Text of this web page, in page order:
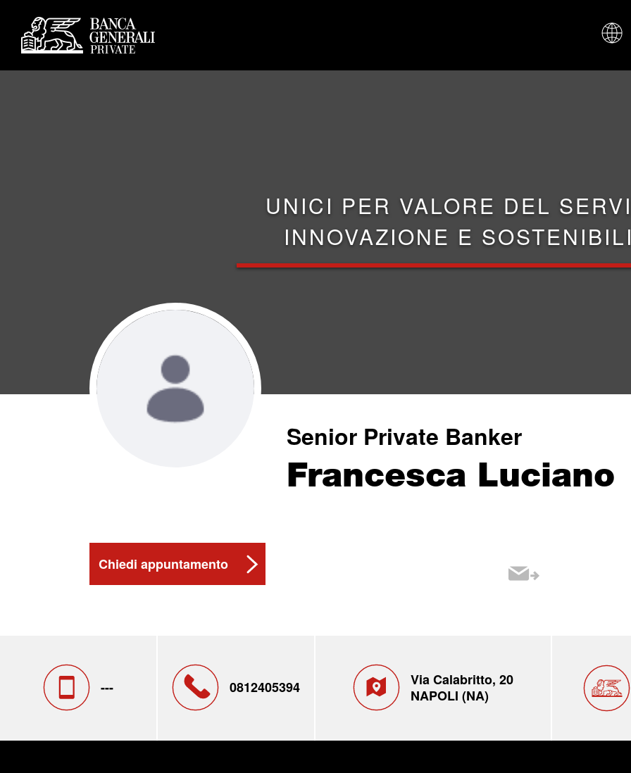
UNICI PER VALORE DEL
INNOVAZIONE E
Senior Private Banker
Francesca Luciano
Chiedi appuntamento
--- 0812405394
Via Calabritto, 20
NAPOLI (NA)